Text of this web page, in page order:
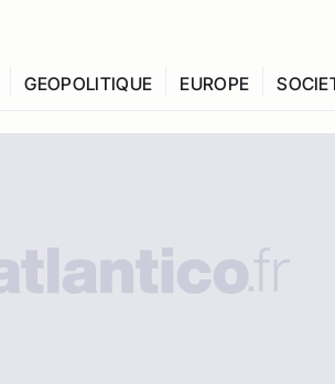
GEOPOLITIQUE EUROPE